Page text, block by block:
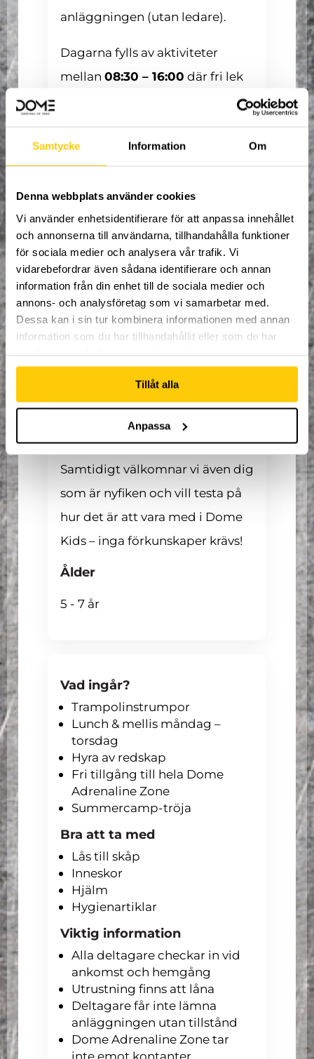
Samtycke Information Om
Denna webbplats använder cookies
Vi använder enhetsidentifierare för att anpassa innehållet
och annonserna till användarna, tillhandahålla funktioner
för sociala medier och analysera vår trafik. Vi
vidarebefordrar även sådana identifierare och annan
information från din enhet till de sociala medier och
annons- och analysföretag som vi samarbetar med.
Dessa kan i sin tur kombinera informationen med annan
information som du har tillhandahållit eller som de har
Tillåt alla
Anpassa
anläggningen (utan ledare).
Dagarna fylls av aktiviteter
mellan 08:30 – 16:00 där fri lek
6000 kvm med ramper för
10 stora supertramps
Foampits
2 airbags
Massor av andra
actionaktiviteter
För vem passar lägret?
som redan går på Dome Kids
och vill fortsätta träna och ha kul
under sommaren.
Samtidigt välkomnar vi även dig
som är nyfiken och vill testa på
hur det är att vara med i Dome
Kids – inga förkunskaper krävs!
Ålder
5 - 7 år
Vad ingår?
Trampolinstrumpor
Lunch & mellis måndag –
torsdag
Hyra av redskap
Fri tillgång till hela Dome
Adrenaline Zone
Summercamp-tröja
Bra att ta med
Lås till skåp
Inneskor
Hjälm
Hygienartiklar
Viktig information
Alla deltagare checkar in vid
ankomst och hemgång
Utrustning finns att låna
Deltagare får inte lämna
anläggningen utan tillstånd
Dome Adrenaline Zone tar
inte emot kontanter